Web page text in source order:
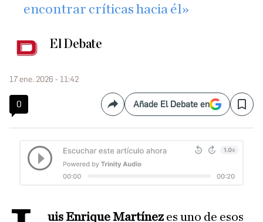
encontrar críticas hacia él»
El Debate
17 ene. 2026 - 11:42
0 CompartirAñade El Debate en Save
uis Enrique Martínezes uno de esos